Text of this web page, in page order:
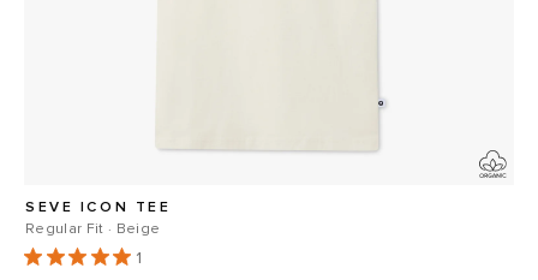
SEVE ICON TEE
Regular Fit · Beige
1